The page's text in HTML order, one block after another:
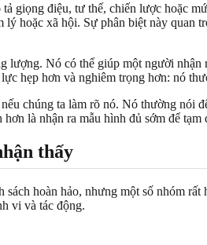
giọng điệu, tư thế, chiến lược hoặc
lý hoặc xã hội. Sự phân biệt này
lượng. Nó có thể giúp một người
hẹp hơn và nghiêm trọng hơn: nó
chúng ta làm rõ nó. Nó thường
là nhận ra mẫu hình đủ sớm để
thấy
hoàn hảo, nhưng một số nhóm
vi và tác động.